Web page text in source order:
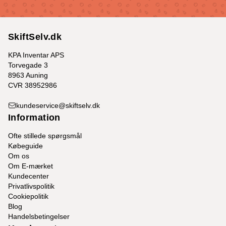
SkiftSelv.dk
KPA Inventar APS
Torvegade 3
8963 Auning
CVR 38952986
kundeservice@skiftselv.dk
Information
Ofte stillede spørgsmål
Købeguide
Om os
Om E-mærket
Kundecenter
Privatlivspolitik
Cookiepolitik
Blog
Handelsbetingelser